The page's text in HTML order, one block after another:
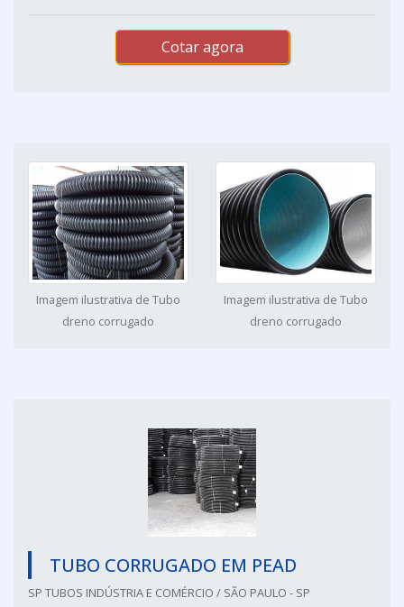
Cotar agora
Imagem ilustrativa de Tubo
dreno corrugado
Imagem ilustrativa de Tubo
dreno corrugado
TUBO CORRUGADO EM PEAD
SP TUBOS INDÚSTRIA E COMÉRCIO / SÃO PAULO - SP